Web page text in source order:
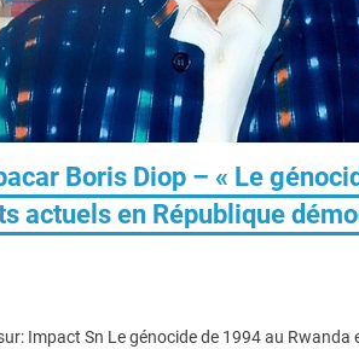
Boris Diop – « Le
actuels en République
Impact Sn Le génocide de 1994 au